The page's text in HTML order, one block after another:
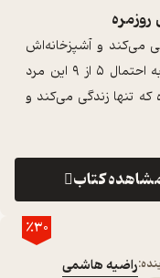
می‌کند و آشپزخانه‌اش
همیشه کثیف است، من به تو می گویم به احتمال ۵ از ۹ این مرد
تنها زندگی می‌کند و
کتاب
٪30
راضیه هاشمی